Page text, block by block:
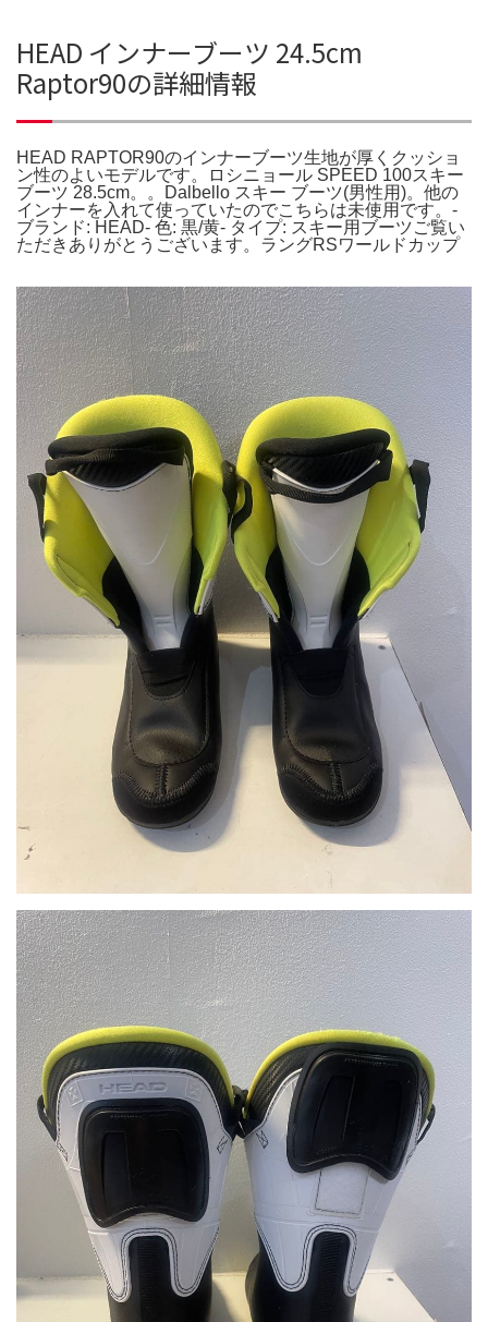
HEAD インナーブーツ 24.5cm
Raptor90の詳細情報
HEAD RAPTOR90のインナーブーツ生地が厚くクッショ
ン性のよいモデルです。ロシニョール SPEED 100スキー
ブーツ 28.5cm。。Dalbello スキー ブーツ(男性用)。他の
インナーを入れて使っていたのでこちらは未使用です。-
ブランド: HEAD- 色: 黒/黄- タイプ: スキー用ブーツご覧い
ただきありがとうございます。ラングRSワールドカップ